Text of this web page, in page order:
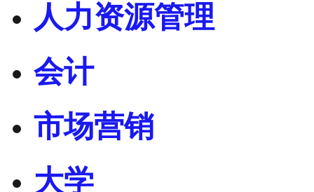
人力资源管理
会计
市场营销
大学